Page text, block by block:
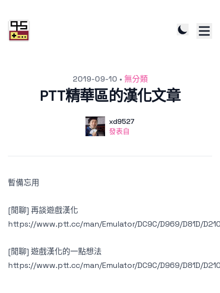
2019-09-10 • 無分類
PTT精華區的漢化文章
使用者
xd9527
發表自
發表自
暫備忘用
[閒聊] 再談遊戲漢化
https://www.ptt.cc/man/Emulator/DC9C/D969/D81D/
[閒聊] 遊戲漢化的一點想法
https://www.ptt.cc/man/Emulator/DC9C/D969/D81D/